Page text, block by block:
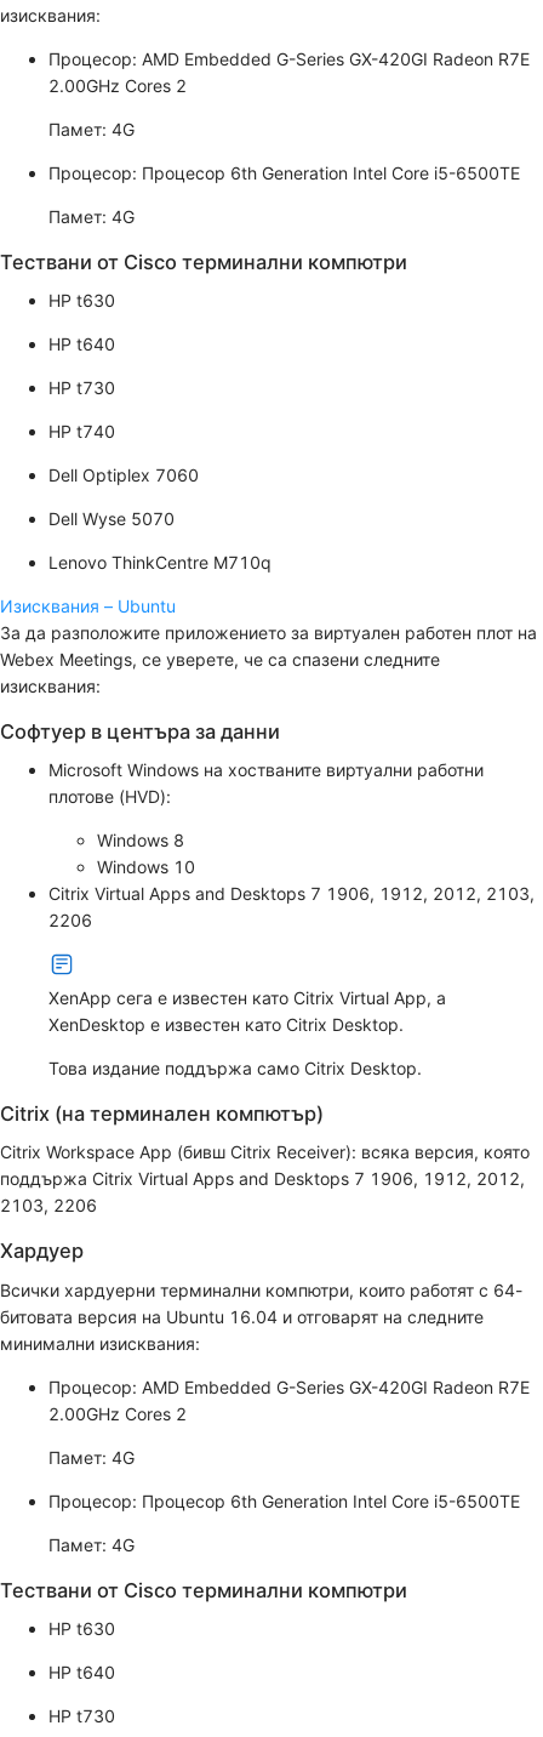
изисквания:
Процесор: AMD Embedded G-Series GX-420GI Radeon R7E
2.00GHz Cores 2
Памет: 4G
Процесор: Процесор 6th Generation Intel Core i5-6500TE
Памет: 4G
Тествани от Cisco терминални компютри
HP t630
HP t640
HP t730
HP t740
Dell Optiplex 7060
Dell Wyse 5070
Lenovo ThinkCentre M710q
Изисквания – Ubuntu
За да разположите приложението за виртуален работен плот на
Webex Meetings, се уверете, че са спазени следните
изисквания:
Софтуер в центъра за данни
Microsoft Windows на хостваните виртуални работни
плотове (HVD):
Windows 8
Windows 10
Citrix Virtual Apps and Desktops 7 1906, 1912, 2012, 2103,
2206
XenApp сега е известен като Citrix Virtual App, а
XenDesktop е известен като Citrix Desktop.
Това издание поддържа само Citrix Desktop.
Citrix (на терминален компютър)
Citrix Workspace App (бивш Citrix Receiver): всяка версия, която
поддържа Citrix Virtual Apps and Desktops 7 1906, 1912, 2012,
2103, 2206
Хардуер
Всички хардуерни терминални компютри, които работят с 64-
битовата версия на Ubuntu 16.04 и отговарят на следните
минимални изисквания:
Процесор: AMD Embedded G-Series GX-420GI Radeon R7E
2.00GHz Cores 2
Памет: 4G
Процесор: Процесор 6th Generation Intel Core i5-6500TE
Памет: 4G
Тествани от Cisco терминални компютри
HP t630
HP t640
HP t730